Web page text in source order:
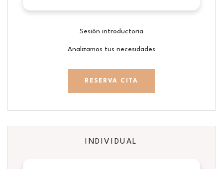
Sesión introductoria
Analizamos tus necesidades
RESERVA CITA
INDIVIDUAL